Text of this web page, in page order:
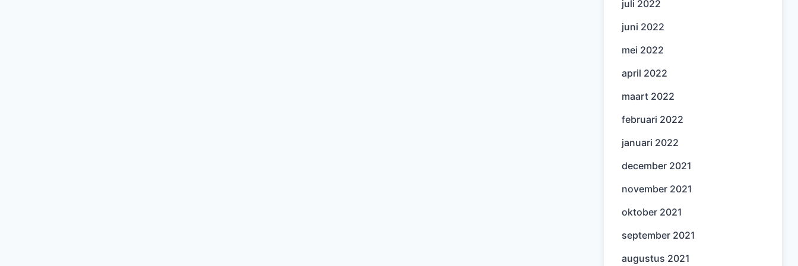
juli 2022
juni 2022
mei 2022
april 2022
maart 2022
februari 2022
januari 2022
december 2021
november 2021
oktober 2021
september 2021
augustus 2021